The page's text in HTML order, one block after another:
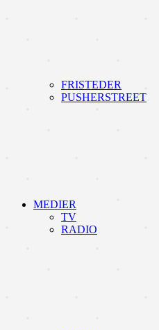
FRISTEDER
PUSHERSTREET
MEDIER
TV
RADIO